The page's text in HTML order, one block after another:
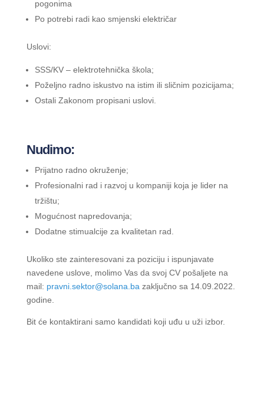
pogonima
Po potrebi radi kao smjenski električar
Uslovi:
SSS/KV – elektrotehnička škola;
Poželjno radno iskustvo na istim ili sličnim pozicijama;
Ostali Zakonom propisani uslovi.
Nudimo:
Prijatno radno okruženje;
Profesionalni rad i razvoj u kompaniji koja je lider na
tržištu;
Mogućnost napredovanja;
Dodatne stimualcije za kvalitetan rad.
Ukoliko ste zainteresovani za poziciju i ispunjavate
navedene uslove, molimo Vas da svoj CV pošaljete na
mail: pravni.sektor@solana.ba zaključno sa 14.09.2022.
godine.
Bit će kontaktirani samo kandidati koji uđu u uži izbor.